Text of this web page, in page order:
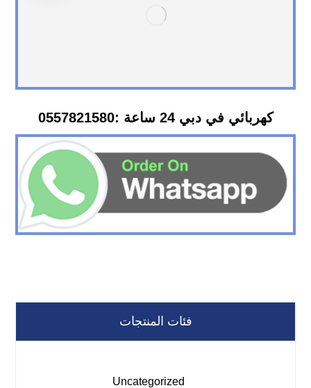
كهربائي في دبي 24 ساعة :0557821580
فئات المنتجات
Uncategorized